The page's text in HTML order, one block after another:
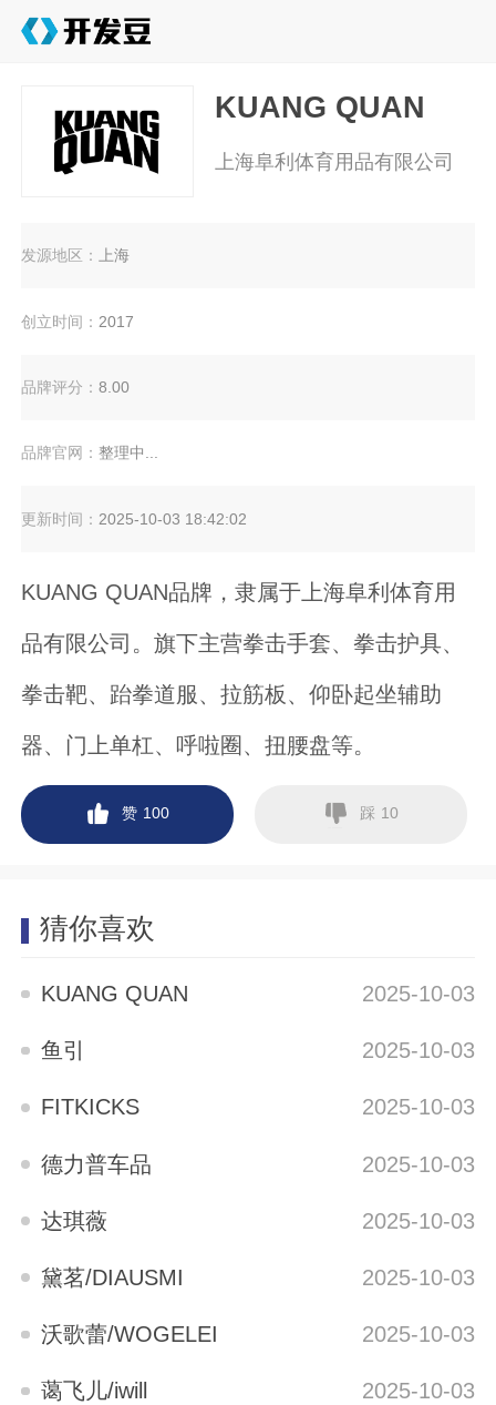
KUANG QUAN
上海阜利体育用品有限公司
发源地区： 上海
创立时间： 2017
品牌评分：8.00
品牌官网：整理中...
更新时间： 2025-10-03 18:42:02
KUANG QUAN品牌，隶属于上海阜利体育用
品有限公司。旗下主营拳击手套、拳击护具、
拳击靶、跆拳道服、拉筋板、仰卧起坐辅助
器、门上单杠、呼啦圈、扭腰盘等。
赞 100 踩 10
猜你喜欢
KUANG QUAN 2025-10-03
鱼引 2025-10-03
FITKICKS 2025-10-03
德力普车品 2025-10-03
达琪薇 2025-10-03
黛茗/DIAUSMI 2025-10-03
沃歌蕾/WOGELEI 2025-10-03
蔼飞儿/iwill 2025-10-03